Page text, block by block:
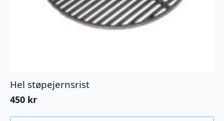
Hel støpejernsrist
450 kr